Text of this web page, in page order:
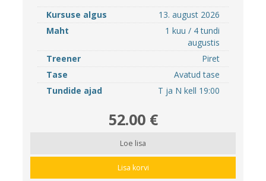
Kursuse algus
13. august 2026
Maht
1 kuu / 4 tundi
augustis
Treener
Piret
Tase
Avatud tase
Tundide ajad
T ja N kell 19:00
52.00 €
Loe lisa
Lisa korvi